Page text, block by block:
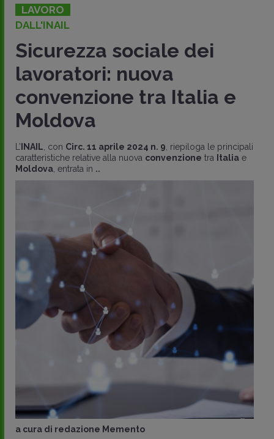
LAVORO
DALL'INAIL
Sicurezza sociale dei
lavoratori: nuova
convenzione tra Italia e
Moldova
L’ INAIL , con Circ. 11 aprile 2024 n. 9 , riepiloga le principali
caratteristiche relative alla nuova convenzione tra Italia e
Moldova , entrata in ..
a cura di redazione Memento